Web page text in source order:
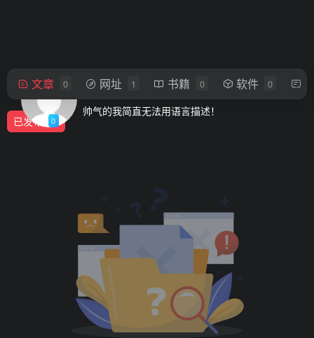
15622108401@163.com
帅气的我简直无法用语言描述！
文章 0 网址 1 书籍 0 软件 0
已发布 0